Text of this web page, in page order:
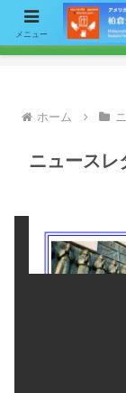
【お知らせ】ニュー
リックして「お問
ホーム
ニュースレ
メニュー